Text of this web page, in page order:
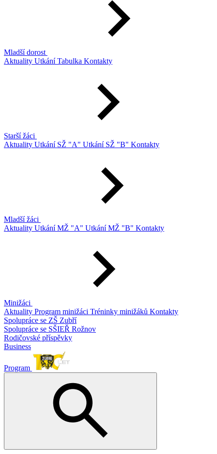
Mladší dorost
Aktuality UtkáníTabulka Kontakty
Starší žáci
Aktuality Utkání SŽ "A" Utkání SŽ "B" Kontakty
Mladší žáci
Aktuality Utkání MŽ "A" Utkání MŽ "B" Kontakty
Minižáci
Aktuality Program minižáci Tréninky minižáků Kontakty
Spolupráce se ZŠ Zubří
Spolupráce se SŠIEŘ Rožnov
Rodičovské příspěvky
Business
Program